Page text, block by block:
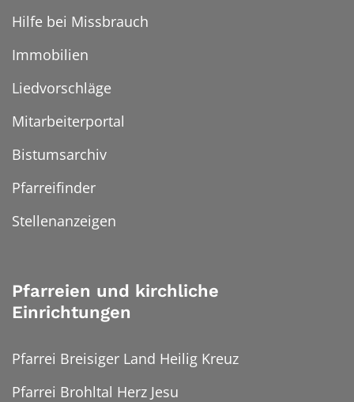
Hilfe bei Missbrauch
Immobilien
Liedvorschläge
Mitarbeiterportal
Bistumsarchiv
Pfarreifinder
Stellenanzeigen
Pfarreien und kirchliche
Einrichtungen
Pfarrei Breisiger Land Heilig Kreuz
Pfarrei Brohltal Herz Jesu